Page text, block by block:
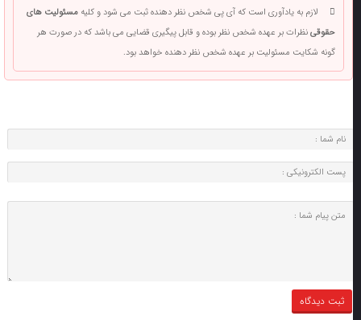
لازم به یادآوری است که آی پی شخص نظر دهنده ثبت می شود و کلیهمسئولیت های
حقوقینظرات بر عهده شخص نظر بوده و قابل پیگیری قضایی می باشد که در صورت هر
گونه شکایت مسئولیت بر عهده شخص نظر دهنده خواهد بود.